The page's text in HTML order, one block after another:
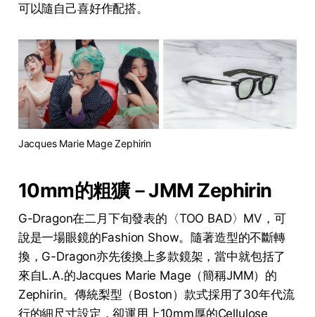
可以隨自己喜好作配搭。
Jacques Marie Mage Zephirin
10mm的粗獷－JMM Zephirin
G-Dragon在二月下旬發表的〈TOO BAD〉MV，可
說是一場眼鏡的Fashion Show。隨著造型的不斷轉
換，G-Dragon亦先後換上多款鏡架，當中就包括了
來自L.A.的Jacques Marie Mage（簡稱JMM）的
Zephirin。傳統梨型（Boston）款式採用了30年代流
行的細尺寸設定，卻運用上10mm厚的Cellulose